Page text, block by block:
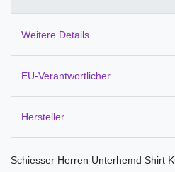
Weitere Details
EU-Verantwortlicher
Hersteller
Schiesser Herren Unterhemd Shirt